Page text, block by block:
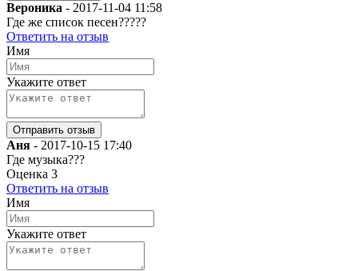
Вероника - 2017-11-04 11:58
Где же список песен?????
Ответить на отзыв
Имя
Укажите ответ
Аня - 2017-10-15 17:40
Где музыка???
Оценка 3
Ответить на отзыв
Имя
Укажите ответ